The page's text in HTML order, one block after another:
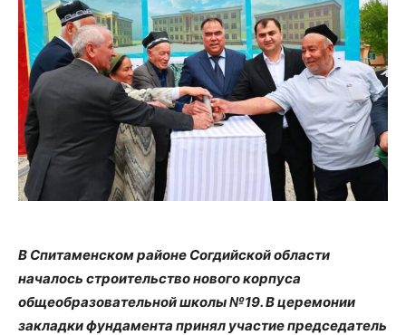
В Спитаменском районе Согдийской области
началось строительство нового корпуса
общеобразовательной школы №19. В церемонии
закладки фундамента принял участие председатель